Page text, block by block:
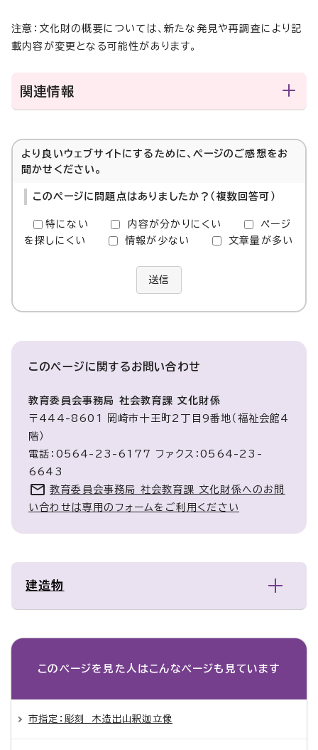
注意：文化財の概要については、新たな発見や再調査により記
載内容が変更となる可能性があります。
関連情報
より良いウェブサイトにするために、ページのご感想をお
聞かせください。
このページに問題点はありましたか？（複数回答可）
特にない 内容が分かりにくい
ページ
を探しにくい
情報が少ない 文章量が多い
送信
このページに関するお問い合わせ
教育委員会事務局 社会教育課 文化財係
〒444-8601 岡崎市十王町2丁目9番地（福祉会館4
階）
電話：0564-23-6177 ファクス：0564-23-
6643
教育委員会事務局 社会教育課 文化財係へのお問
い合わせは専用のフォームをご利用ください
建造物
このページを見た人は こんなページも見ています
市指定：彫刻 木造出山釈迦立像